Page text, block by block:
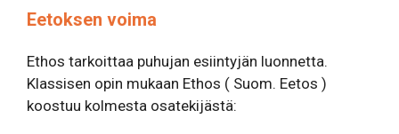
Eetoksen voima
Ethos tarkoittaa puhujan esiintyjän luonnetta.
Klassisen opin mukaan Ethos ( Suom. Eetos )
koostuu kolmesta osatekijästä: